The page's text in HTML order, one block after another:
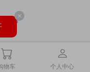
物车 个人中心
×